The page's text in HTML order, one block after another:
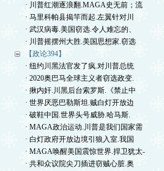
· 川普红潮逐浪翻.MAGA史无前；流
· 马里科帕县揭竿而起.左翼针对川
· 武汉病毒.美国窃选.令人难忘的、
· 川普摇摆州大胜.美国思想家.窃选
【政论394】
· 纽约川黑法官发了疯.对川普总统
· 2020奥巴马全球主义者窃选政变.
· 揪内奸.川黑后台索罗斯.《禁止中
· 世界厌恶巴勒斯坦.贼白灯开放边
· 破鞋中国.世界头号威胁.哈马斯.
· MAGA政治运动.川普是我们国家需
· 白灯政府开放边境引狼入室.我国
· MAGA唤醒美国震惊世界.捍卫犹太-
· 共和众议院尖刀插进窃贼心脏.奥